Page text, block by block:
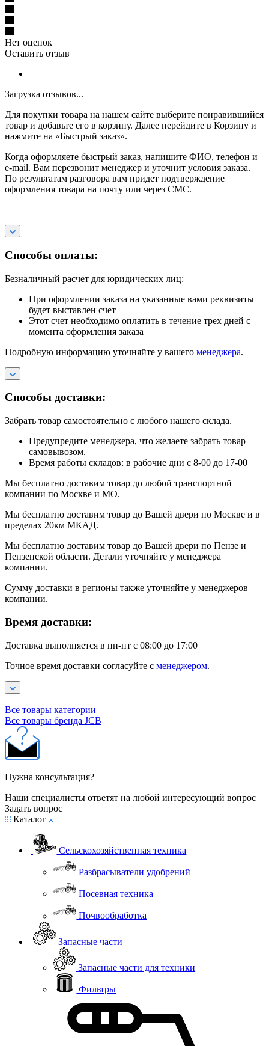
Нет оценок
Оставить отзыв
Загрузка отзывов...
Для покупки товара на нашем сайте выберите понравившийся
товар и добавьте его в корзину. Далее перейдите в Корзину и
нажмите на «Быстрый заказ».
Когда оформляете быстрый заказ, напишите ФИО, телефон и
e-mail. Вам перезвонит менеджер и уточнит условия заказа.
По результатам разговора вам придет подтверждение
оформления товара на почту или через СМС.
Способы оплаты:
Безналичный расчет для юридических лиц:
При оформлении заказа на указанные вами реквизиты
будет выставлен счет
Этот счет необходимо оплатить в течение трех дней с
момента оформления заказа
Подробную информацию уточняйте у вашего менеджера.
Способы доставки:
Забрать товар самостоятельно с любого нашего склада.
Предупредите менеджера, что желаете забрать товар
самовывозом.
Время работы складов: в рабочие дни с 8-00 до 17-00
Мы бесплатно доставим товар до любой транспортной
компании по Москве и МО.
Мы бесплатно доставим товар до Вашей двери по Москве и в
пределах 20км МКАД.
Мы бесплатно доставим товар до Вашей двери по Пензе и
Пензенской области. Детали уточняйте у менеджера
компании.
Сумму доставки в регионы также уточняйте у менеджеров
компании.
Время доставки:
Доставка выполняется в пн-пт с 08:00 до 17:00
Точное время доставки согласуйте с менеджером.
Все товары категории
Все товары бренда JCB
Нужна консультация?
Наши специалисты ответят на любой интересующий вопрос
Задать вопрос
Каталог
Сельскохозяйственная техника
Разбрасыватели удобрений
Посевная техника
Почвообработка
Запасные части
Запасные части для техники
Фильтры